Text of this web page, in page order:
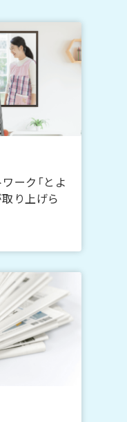
ーク「とよ
り上げら